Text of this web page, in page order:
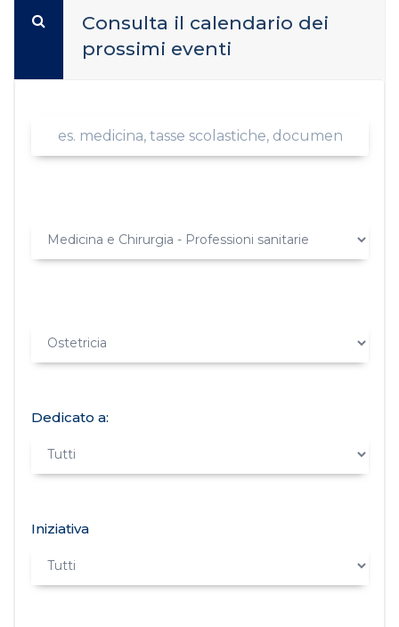
Consulta il calendario dei
prossimi eventi
Dedicato a:
Iniziativa